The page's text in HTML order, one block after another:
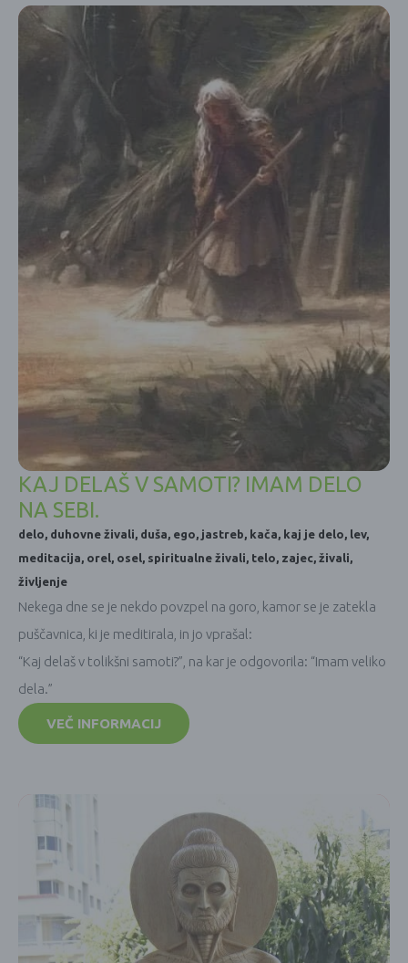
KAJ DELAŠ V SAMOTI? IMAM DELO
NA SEBI.
delo, duhovne živali, duša, ego, jastreb, kača, kaj je delo, lev,
meditacija, orel, osel, spiritualne živali, telo, zajec, živali,
življenje
Nekega dne se je nekdo povzpel na goro, kamor se je zatekla
puščavnica, ki je meditirala, in jo vprašal:
“Kaj delaš v tolikšni samoti?”, na kar je odgovorila: “Imam veliko
dela.”
VEČ INFORMACIJ